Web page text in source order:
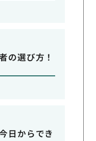
の選び方！
日からでき